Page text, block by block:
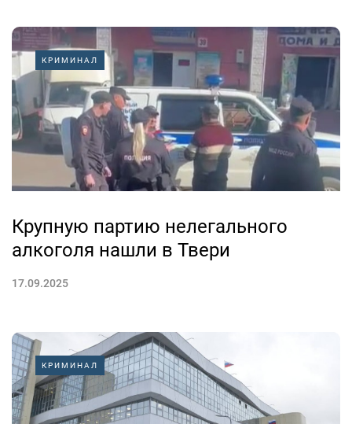
КРИМИНАЛ
Крупную партию нелегального
алкоголя нашли в Твери
17.09.2025
КРИМИНАЛ